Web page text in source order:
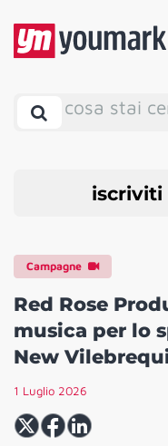
cosa stai
iscriviti
Campagne
Red Rose
musica per lo
New
1 Luglio 2026